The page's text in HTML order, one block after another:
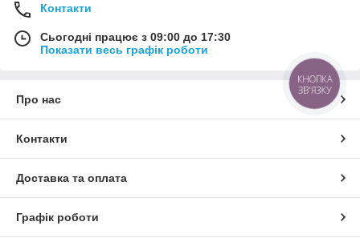
Контакти
Сьогодні працює з 09:00 до 17:30
Показати весь графік роботи
Про нас
Контакти
Доставка та оплата
Графік роботи
КНОПКА
ЗВ'ЯЗКУ